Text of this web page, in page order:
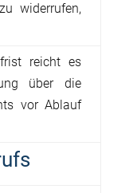
widerrufen,
reicht es
über die
vor Ablauf